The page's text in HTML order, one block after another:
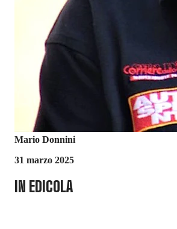
Mario Donnini
31 marzo 2025
IN EDICOLA